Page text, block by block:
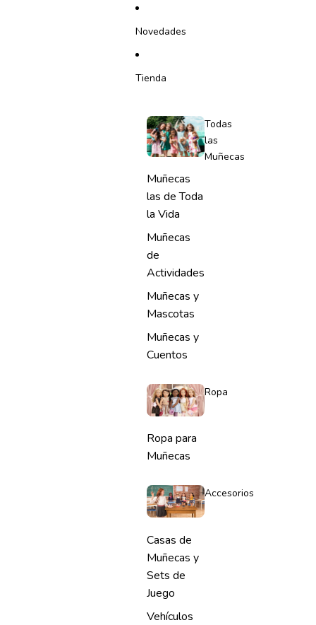
Novedades
Tienda
Todas
las
Muñecas
Muñecas
las de Toda
la Vida
Muñecas
de
Actividades
Muñecas y
Mascotas
Muñecas y
Cuentos
Ropa
Ropa para
Muñecas
Accesorios
Casas de
Muñecas y
Sets de
Juego
Vehículos